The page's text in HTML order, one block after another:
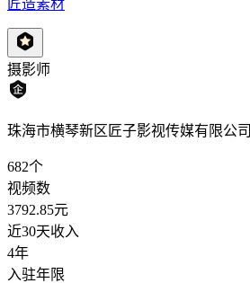
匠造素材
摄影师
珠海市横琴新区匠子影视传媒有限公司
682个
视频数
3792.85元
近30天收入
4年
入驻年限